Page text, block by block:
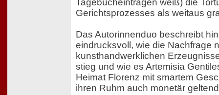
Tagebucheinträgen weiß) die
Gerichtsprozesses als weitaus
Das Autorinnenduo beschreibt
eindrucksvoll, wie die Nachfrage
kunsthandwerklichen
stieg und wie es Artemisia
Heimat Florenz mit smartem
ihren Ruhm auch monetär